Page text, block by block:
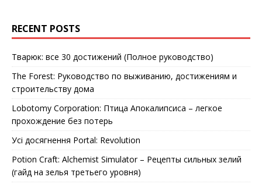
RECENT POSTS
Тварюк: все 30 достижений (Полное руководство)
The Forest: Руководство по выживанию, достижениям и
строительству дома
Lobotomy Corporation: Птица Апокалипсиса – легкое
прохождение без потерь
Усі досягнення Portal: Revolution
Potion Craft: Alchemist Simulator – Рецепты сильных зелий
(гайд на зелья третьего уровня)